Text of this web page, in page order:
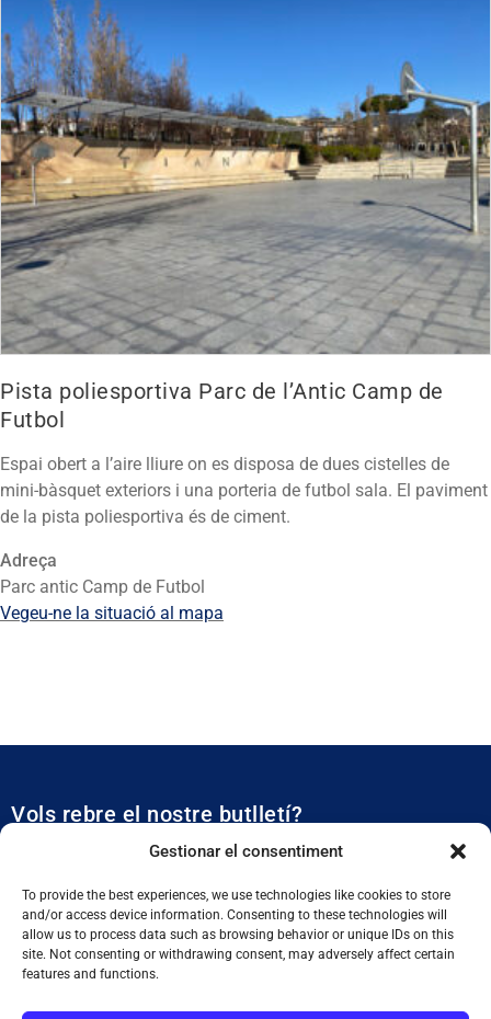
Gestionar el consentiment
To provide the best experiences, we use technologies like cookies to store
and/or access device information. Consenting to these technologies will
allow us to process data such as browsing behavior or unique IDs on this
site. Not consenting or withdrawing consent, may adversely affect certain
features and functions.
Pista poliesportiva Parc de l’Antic Camp de
Futbol
Espai obert a l’aire lliure on es disposa de dues cistelles de
mini-bàsquet exteriors i una porteria de futbol sala. El paviment
de la pista poliesportiva és de ciment.
Adreça
Parc antic Camp de Futbol
Vegeu-ne la situació al mapa
Vols rebre el nostre butlletí?
Et mantidrem al dia de tota l’actualitat municipal